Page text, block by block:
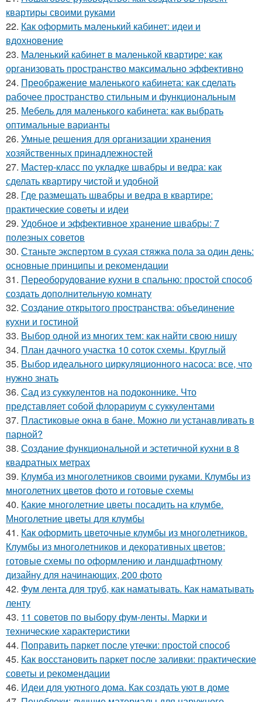
квартиры своими руками
22. Как оформить маленький кабинет: идеи и
вдохновение
23. Маленький кабинет в маленькой квартире: как
организовать пространство максимально эффективно
24. Преображение маленького кабинета: как сделать
рабочее пространство стильным и функциональным
25. Мебель для маленького кабинета: как выбрать
оптимальные варианты
26. Умные решения для организации хранения
хозяйственных принадлежностей
27. Мастер-класс по укладке швабры и ведра: как
сделать квартиру чистой и удобной
28. Где размещать швабры и ведра в квартире:
практические советы и идеи
29. Удобное и эффективное хранение швабры: 7
полезных советов
30. Станьте экспертом в сухая стяжка пола за один день:
основные принципы и рекомендации
31. Переоборудование кухни в спальню: простой способ
создать дополнительную комнату
32. Создание открытого пространства: объединение
кухни и гостиной
33. Выбор одной из многих тем: как найти свою нишу
34. План дачного участка 10 соток схемы. Круглый
35. Выбор идеального циркуляционного насоса: все, что
нужно знать
36. Сад из суккулентов на подоконнике. Что
представляет собой флорариум с суккулентами
37. Пластиковые окна в бане. Можно ли устанавливать в
парной?
38. Создание функциональной и эстетичной кухни в 8
квадратных метрах
39. Клумба из многолетников своими руками. Клумбы из
многолетних цветов фото и готовые схемы
40. Какие многолетние цветы посадить на клумбе.
Многолетние цветы для клумбы
41. Как оформить цветочные клумбы из многолетников.
Клумбы из многолетников и декоративных цветов:
готовые схемы по оформлению и ландшафтному
дизайну для начинающих, 200 фото
42. Фум лента для труб, как наматывать. Как наматывать
ленту
43. 11 советов по выбору фум-ленты. Марки и
технические характеристики
44. Поправить паркет после утечки: простой способ
45. Как восстановить паркет после заливки: практические
советы и рекомендации
46. Идеи для уютного дома. Как создать уют в доме